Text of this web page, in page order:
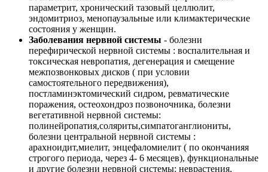
параметрит, хронический тазовый целлюлит,
эндомитриоз, менопаузальные или климактерические
состояния у женщин.
Заболевания нервной системы - болезни
перефирической нервной системы : воспалительная и
токсическая невропатия, дегенерация и смещение
межпозвонковых дисков ( при условии
самостоятельного передвижения),
постламинэктомический сидром, ревматические
поражения, остеохондроз позвоночника, болезни
вегетативной нервной системы:
полинейропатия,соляриты,симпатоганглиониты,
болезни центральной нервной системы :
арахноидит,миелит, энцефаломиелит ( по окончанияя
строгого периода, через 4- 6 месяцев), функциональные
и другие болезни нервной системы: неврастения,